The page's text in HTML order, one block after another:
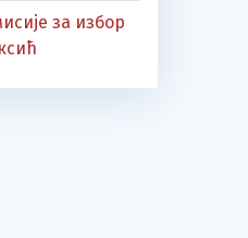
за избор